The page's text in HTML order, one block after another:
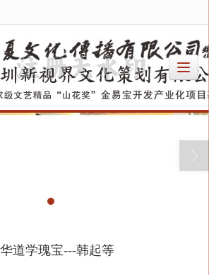
道学瑰宝---韩起等